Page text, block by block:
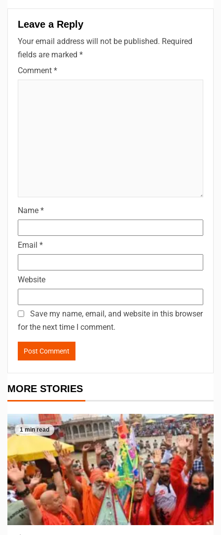
Leave a Reply
Your email address will not be published. Required
fields are marked *
Comment *
Name *
Email *
Website
Save my name, email, and website in this browser
for the next time I comment.
MORE STORIES
1 min read